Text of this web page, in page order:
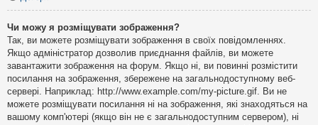
Чи можу я розміщувати зображення?
Так, ви можете розміщувати зображення в своїх повідомленнях.
Якщо адміністратор дозволив приєднання файлів, ви можете
завантажити зображення на форум. Якщо ні, ви повинні розмістити
посилання на зображення, збережене на загальнодоступному веб-
сервері. Наприклад: http://www.example.com/my-picture.gif. Ви не
можете розміщувати посилання ні на зображення, які знаходяться на
вашому комп'ютері (якщо він не є загальнодоступним сервером), ні